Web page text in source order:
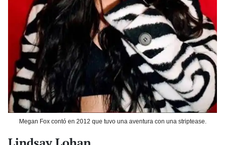
Megan Fox contó en 2012 que tuvo una aventura con una striptease.